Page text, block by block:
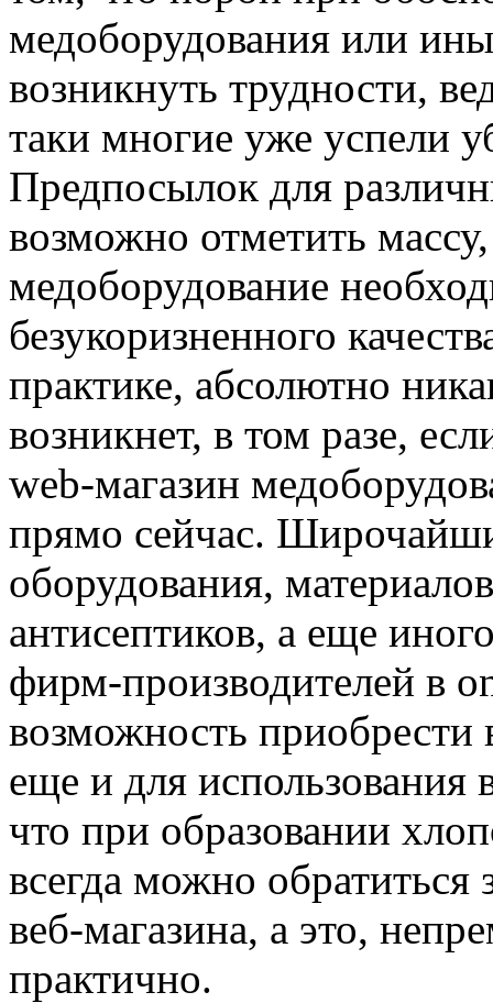
медоборудования или
возникнуть трудности,
таки многие уже успели
Предпосылок для
возможно отметить
медоборудование
безукоризненного
практике, абсолютно
возникнет, в том разе,
web-магазин
прямо сейчас.
оборудования,
антисептиков, а еще
фирм-производителей в
возможность приобрести
еще и для
что при образовании
всегда можно
веб-магазина, а это,
практично.